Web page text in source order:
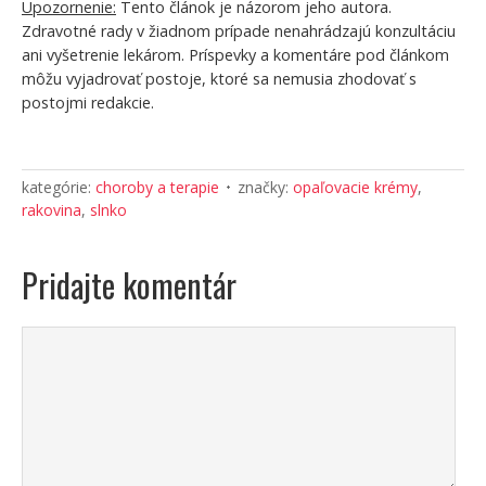
Upozornenie: Tento článok je názorom jeho autora.
Zdravotné rady v žiadnom prípade nenahrádzajú konzultáciu
ani vyšetrenie lekárom. Príspevky a komentáre pod článkom
môžu vyjadrovať postoje, ktoré sa nemusia zhodovať s
postojmi redakcie.
kategórie: choroby a terapie značky: opaľovacie krémy,
rakovina, slnko
Pridajte komentár